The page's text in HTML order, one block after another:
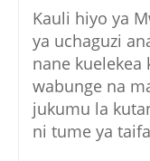
Kauli hiyo ya
ya uchaguzi
nane kuelekea
wabunge na
jukumu la
ni tume ya